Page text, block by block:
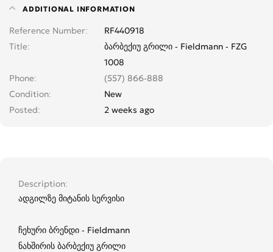
ADDITIONAL INFORMATION
Reference Number
RF440918
Title
ბარბექიუ გრილი - Fieldmann - FZG
1008
Phone
(557) 866-888
Condition
New
Posted
2 weeks ago
Description
ადგილზე მიტანის სერვისი
ჩეხური ბრენდი - Fieldmann
ნახშირის ბარბექიუ გრილი